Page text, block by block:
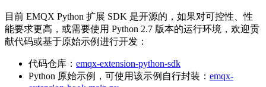
目前 EMQX Python 扩展 SDK 是开源的，如果对可控性、性
能要求更高，或需要使用 Python 2.7 版本的运行环境，欢迎贡
献代码或基于原始示例进行开发：
代码仓库： emqx-extension-python-sdk
Python 原始示例，可使用该示例自行封装： emqx-